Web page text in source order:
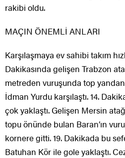
rakibi oldu.
MAÇIN ÖNEMLİ ANLARI
Karşılaşmaya ev sahibi takım
Dakikasında gelişen Trabzon
metreden vuruşunda top yandan
İdman Yurdu karşılaştı. 14.
çok yaklaştı. Gelişen Mersin
topu önünde bulan Baran’ın
kornere gitti. 19. Dakikada bu
Batuhan Kör ile gole yaklaştı.